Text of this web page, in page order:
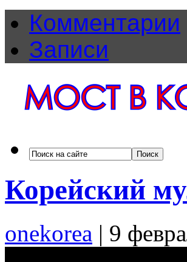
Комментарии
Записи
Корейский
onekorea | 9